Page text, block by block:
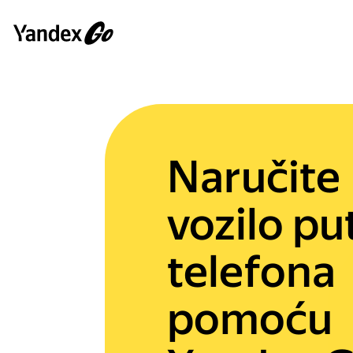
Naručite
vozilo
telefona
pomoću